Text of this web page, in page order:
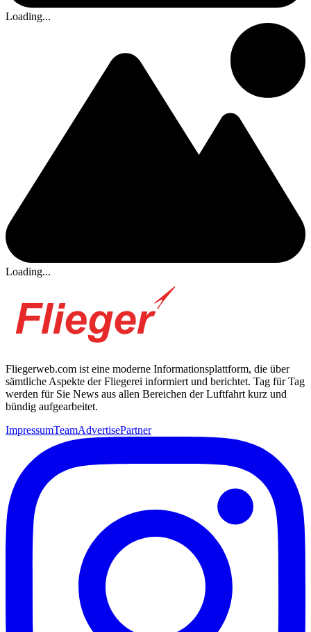
Loading...
Loading...
Fliegerweb.com ist eine moderne Informationsplattform, die über
sämtliche Aspekte der Fliegerei informiert und berichtet. Tag für Tag
werden für Sie News aus allen Bereichen der Luftfahrt kurz und
bündig aufgearbeitet.
ImpressumTeamAdvertisePartner